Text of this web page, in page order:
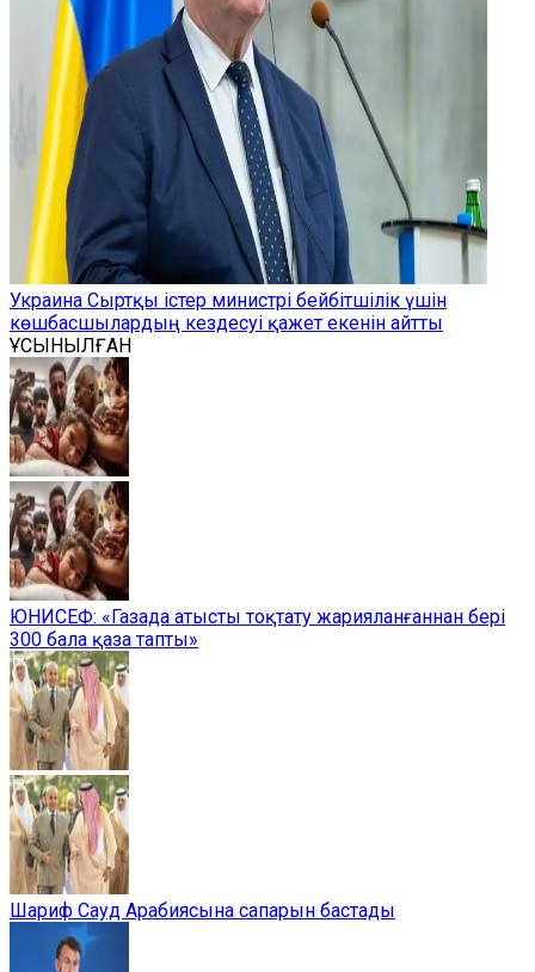
Украина Сыртқы істер министрі бейбітшілік үшін
көшбасшылардың кездесуі қажет екенін айтты
ҰСЫНЫЛҒАН
ЮНИСЕФ: «Газада атысты тоқтату жарияланғаннан бері
300 бала қаза тапты»
Шариф Сауд Арабиясына сапарын бастады